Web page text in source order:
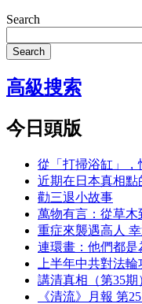
Search
Search
高級搜索
今日頭版
從「打掃浴缸」，
近期在日本真相點
勸三退小故事
萬物有言：從草木
重症來襲遇高人
連環畫：他們都是
上半年中共對法
講清真相（第35
《清流》月報 第